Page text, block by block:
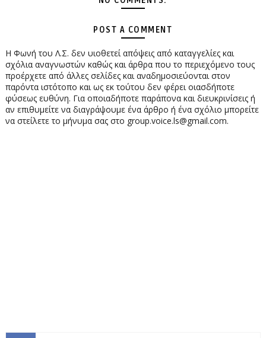
POST A COMMENT
Η Φωνή του Λ.Σ. δεν υιοθετεί απόψεις από καταγγελίες και
σχόλια αναγνωστών καθώς και άρθρα που το περιεχόμενο τους
προέρχετε από άλλες σελίδες και αναδημοσιεύονται στον
παρόντα ιστότοπο και ως εκ τούτου δεν φέρει οιασδήποτε
φύσεως ευθύνη. Για οποιαδήποτε παράπονα και διευκρινίσεις ή
αν επιθυμείτε να διαγράψουμε ένα άρθρο ή ένα σχόλιο μπορείτε
να στείλετε το μήνυμα σας στο group.voice.ls@gmail.com.